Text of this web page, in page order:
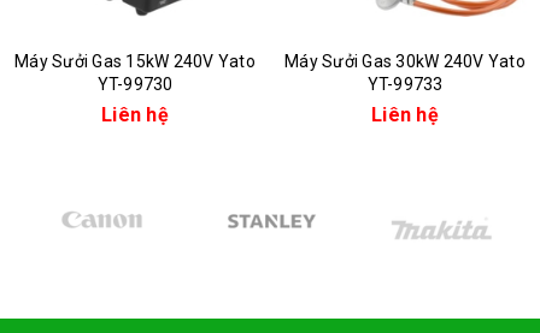
Máy Sưởi Gas 15kW 240V Yato
YT-99730
Liên hệ
Máy Sưởi Gas 30kW 240V Yato
YT-99733
Liên hệ